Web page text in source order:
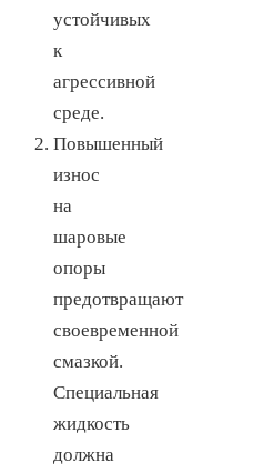
устойчивых
к
агрессивной
среде.
Повышенный
износ
на
шаровые
опоры
предотвращают
своевременной
смазкой.
Специальная
жидкость
должна